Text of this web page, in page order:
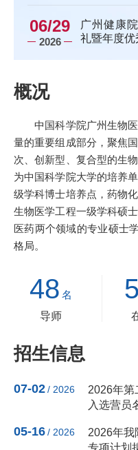
06/29
2026
广州健康
礼暨年度优
概况
中国科学院广州生物医
量的重要组成部分，聚焦
次、创新型、复合型的生
为中国科学院大学的培养
级学科博士培养点，药物
生物医学工程一级学科硕
医药两个领域的专业硕士
格局。
48 名
导师
招生信息
07-02/ 2026
2026年第
入选营员
05-16/ 2026
2026年我